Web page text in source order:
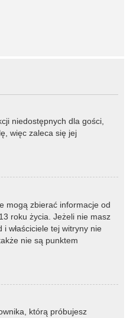
niedostępnych dla gości,
więc zaleca się jej
mogą zbierać informacje od
roku życia. Jeżeli nie masz
właściciele tej witryny nie
nie są punktem
którą próbujesz